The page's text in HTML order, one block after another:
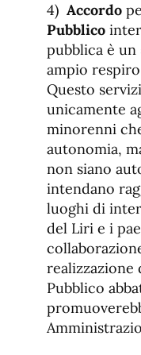
4) Accordo
Pubblico
pubblica è
ampio respiro
Questo
unicamente
minorenni
autonomia,
non siano
intendano
luoghi di
del Liri e i
realizzazione
Pubblico